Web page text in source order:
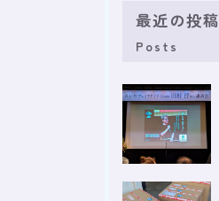
最近の投稿
Posts